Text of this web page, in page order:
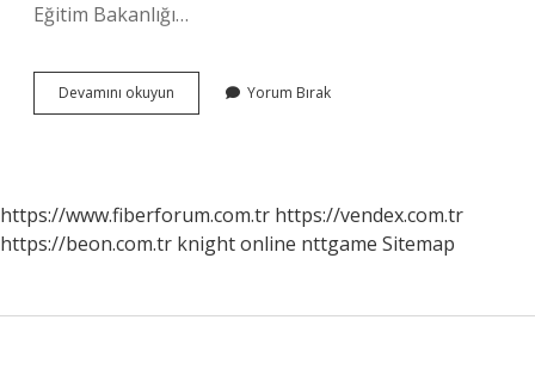
Eğitim Bakanlığı…
Devamını okuyun
Operatörü
Yorum Bırak
https://www.fiberforum.com.tr https://vendex.com.tr
https://beon.com.tr knight online nttgame Sitemap